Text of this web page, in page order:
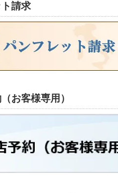
請求
お客様専用）